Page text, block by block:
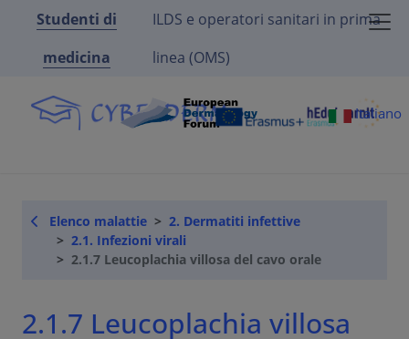
Studenti di
medicina
ILDS e operatori sanitari in prima
linea (OMS)
Italiano
Elenco malattie
2. Dermatiti infettive
2.1. Infezioni virali
2.1.7 Leucoplachia villosa del cavo orale
2.1.7 Leucoplachia villosa